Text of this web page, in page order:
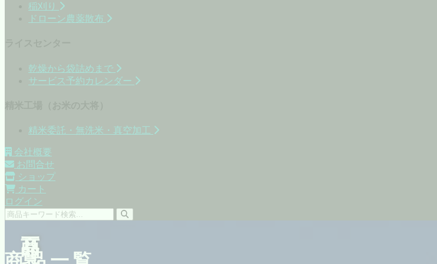
稲刈り
ドローン農薬散布
乾燥から袋詰めまで
サービス予約カレンダー
精米委託・無洗米・真空加工
会社概要
お問合せ
ショップ
カート
ログイン